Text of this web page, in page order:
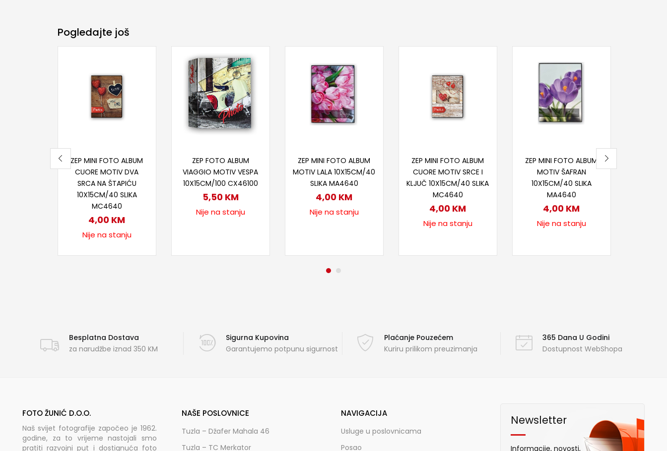
Pogledajte još
ZEP MINI FOTO ALBUM
CUORE MOTIV DVA
SRCA NA ŠTAPIĆU
10X15CM/40 SLIKA
MC4640
4,00 KM
Nije na stanju
ZEP FOTO ALBUM
VIAGGIO MOTIV VESPA
10X15CM/100 CX46100
5,50 KM
Nije na stanju
ZEP MINI FOTO ALBUM
MOTIV LALA 10X15CM/40
SLIKA MA4640
4,00 KM
Nije na stanju
ZEP MINI FOTO ALBUM
CUORE MOTIV SRCE I
KLJUČ 10X15CM/40 SLIKA
MC4640
4,00 KM
Nije na stanju
ZEP MINI FOTO ALBUM
MOTIV ŠAFRAN
10X15CM/40 SLIKA
MA4640
4,00 KM
Nije na stanju
Besplatna Dostava
za narudžbe iznad 350 KM
Sigurna Kupovina
Garantujemo potpunu sigurnost
Plaćanje Pouzećem
Kuriru prilikom preuzimanja
365 Dana U Godini
Dostupnost WebShopa
FOTO ŽUNIĆ D.O.O.
Naš svijet fotografije započeo je 1962.
godine, za to vrijeme nastojali smo
pratiti razvojni put i dostignuća foto
NAŠE POSLOVNICE
Tuzla – Džafer Mahala 46
Tuzla – TC Merkator
NAVIGACIJA
Usluge u poslovnicama
Posao
Newsletter
Informacije, novosti,